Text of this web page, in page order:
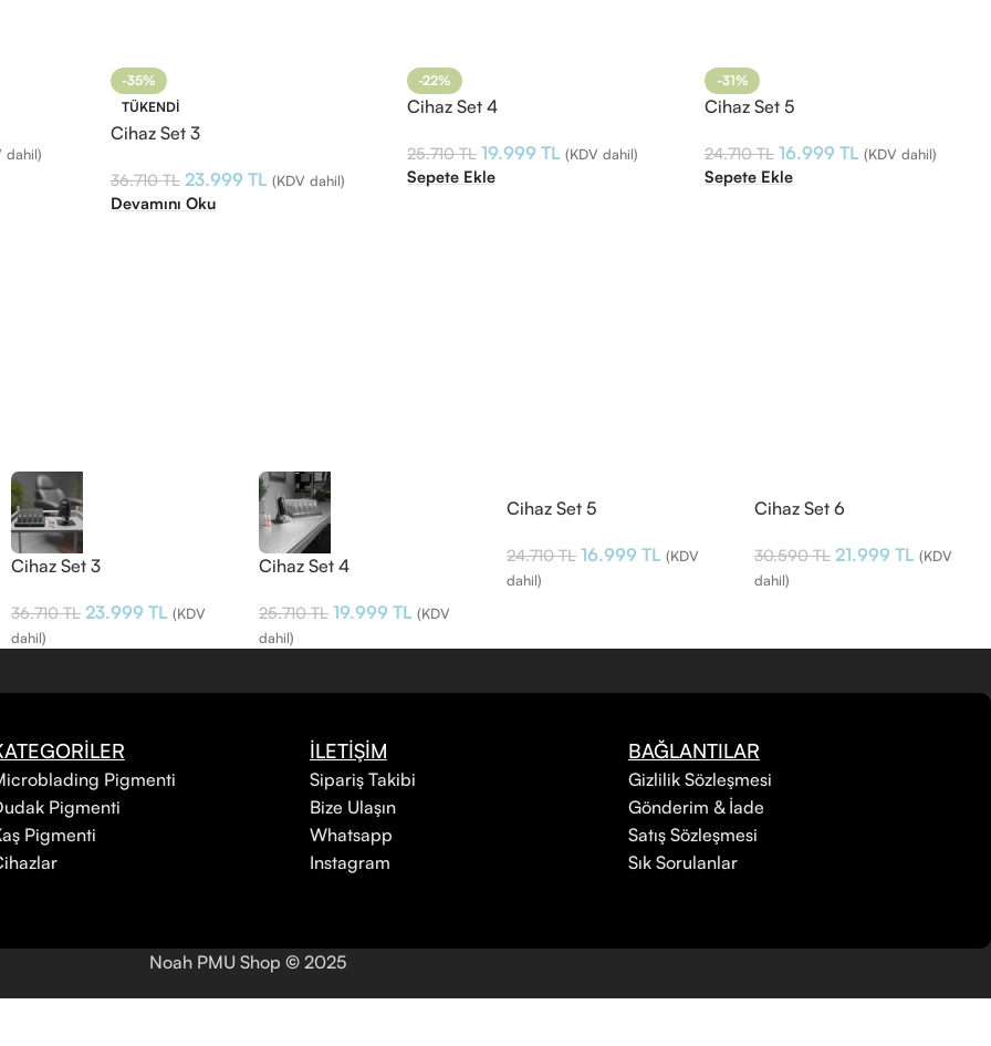
dahil)
-35%
TÜKENDI
Cihaz Set 3
36.710TL 23.999 TL (KDV dahil)
Devamını Oku
-22%
Cihaz Set 4
25.710TL 19.999TL (KDV dahil)
Sepete Ekle
-31%
Cihaz Set 5
24.710TL 16.999TL (KDV dahil)
Sepete Ekle
Cihaz Set 3
36.710TL 23.999 TL (KDV
dahil)
Cihaz Set 4
25.710TL 19.999 TL (KDV
dahil)
Cihaz Set 5
24.710TL 16.999 TL (KDV
dahil)
Cihaz Set 6
30.590TL 21.999 TL (KDV
dahil)
Pigmenti
Pigmenti
Pigmenti
İLETİŞİM
Sipariş Takibi
Bize Ulaşın
Whatsapp
Instagram
BAĞLANTILAR
Gizlilik Sözleşmesi
Gönderim & İade
Satış Sözleşmesi
Sık Sorulanlar
Noah PMU Shop © 2025